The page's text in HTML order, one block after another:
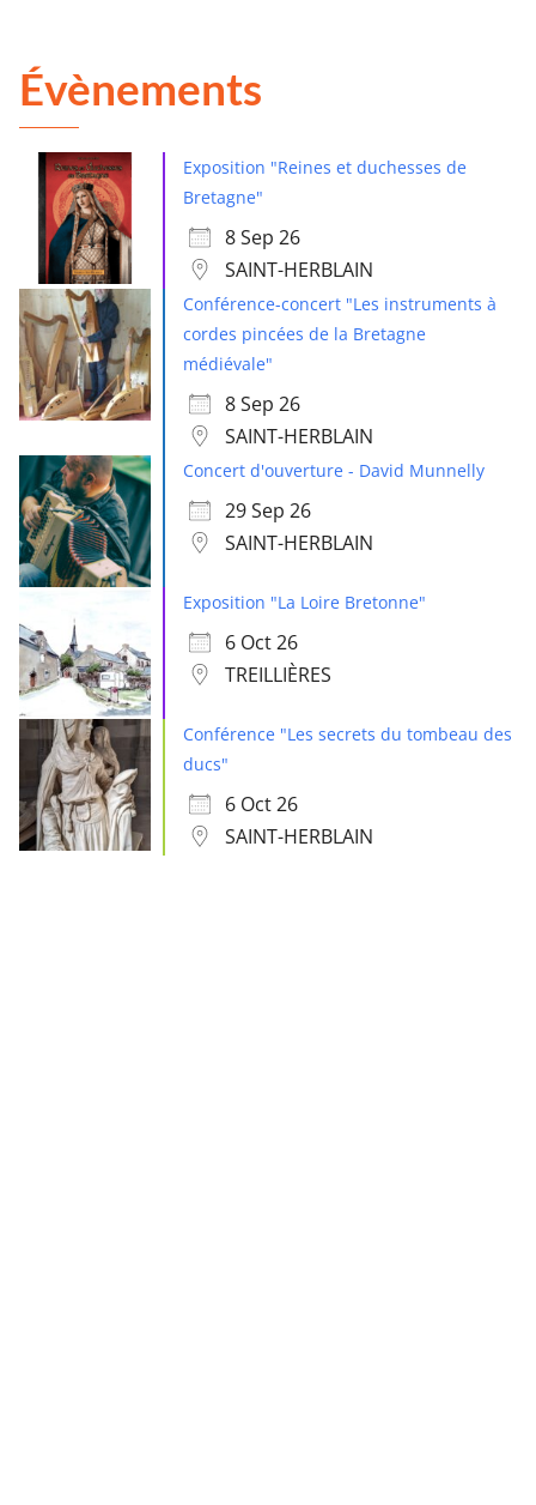
Évènements
Exposition "Reines et duchesses de
Bretagne"
8 Sep 26
SAINT-HERBLAIN
Conférence-concert "Les instruments à
cordes pincées de la Bretagne
médiévale"
8 Sep 26
SAINT-HERBLAIN
Concert d'ouverture - David Munnelly
29 Sep 26
SAINT-HERBLAIN
Exposition "La Loire Bretonne"
6 Oct 26
TREILLIÈRES
Conférence "Les secrets du tombeau des
ducs"
6 Oct 26
SAINT-HERBLAIN